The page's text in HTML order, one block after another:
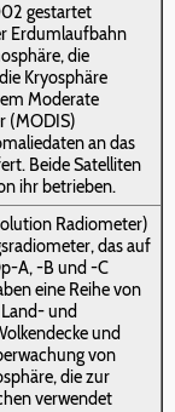
gestartet
Erdumlaufbahn
die
Kryosphäre
Moderate
(MODIS)
an das
Beide Satelliten
ihr betrieben.
Radiometer)
das auf
A, -B und -C
eine Reihe von
und
und
von
die zur
verwendet